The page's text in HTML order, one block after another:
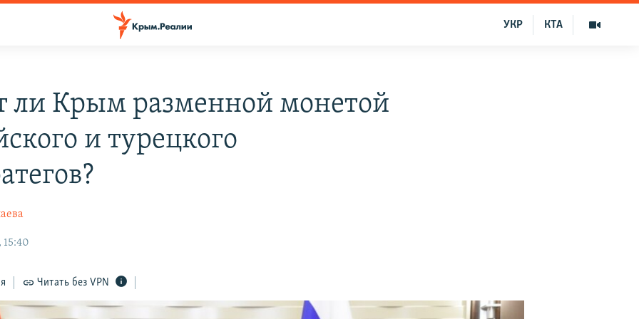
КТА
УКР
ли Крым разменной монетой
и турецкого
15:40
Читать без VPN